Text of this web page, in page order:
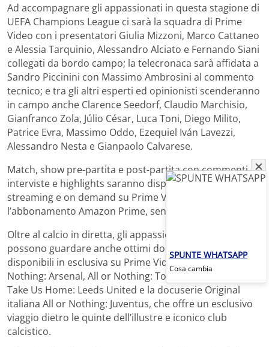
Ad accompagnare gli appassionati in questa stagione di
UEFA Champions League ci sarà la squadra di Prime
Video con i presentatori Giulia Mizzoni, Marco Cattaneo
e Alessia Tarquinio, Alessandro Alciato e Fernando Siani
collegati da bordo campo; la telecronaca sarà affidata a
Sandro Piccinini con Massimo Ambrosini al commento
tecnico; e tra gli altri esperti ed opinionisti scenderanno
in campo anche Clarence Seedorf, Claudio Marchisio,
Gianfranco Zola, Júlio César, Luca Toni, Diego Milito,
Patrice Evra, Massimo Oddo, Ezequiel Iván Lavezzi,
Alessandro Nesta e Gianpaolo Calvarese.
Match, show pre-partita e post-partita con commenti,
interviste e highlights saranno disponibili in live
streaming e on demand su Prime Video, inclusi con
l’abbonamento Amazon Prime, senza costi aggiuntivi.
Oltre al calcio in diretta, gli appassionati di sport
possono guardare anche ottimi documentari sportivi
disponibili in esclusiva su Prime Video tra cui All or
Nothing: Arsenal, All or Nothing: Tottenham Hotspur,
Take Us Home: Leeds United e la docuserie Original
italiana All or Nothing: Juventus, che offre un esclusivo
viaggio dietro le quinte dell’illustre e iconico club
calcistico.
SPUNTE WHATSAPP
Cosa cambia